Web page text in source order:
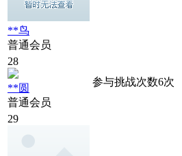
**鸟
普通会员
28
**圆
普通会员
参与挑战次数6次
29